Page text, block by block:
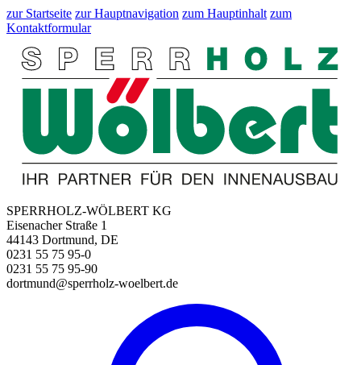
zur Startseite zur Hauptnavigation zum Hauptinhalt zum
Kontaktformular
SPERRHOLZ-WÖLBERT KG
Eisenacher Straße 1
44143 Dortmund, DE
0231 55 75 95-0
0231 55 75 95-90
dortmund@sperrholz-woelbert.de